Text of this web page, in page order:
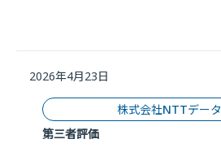
2026年4月23日
株式会社NTTデータ
第三者評価